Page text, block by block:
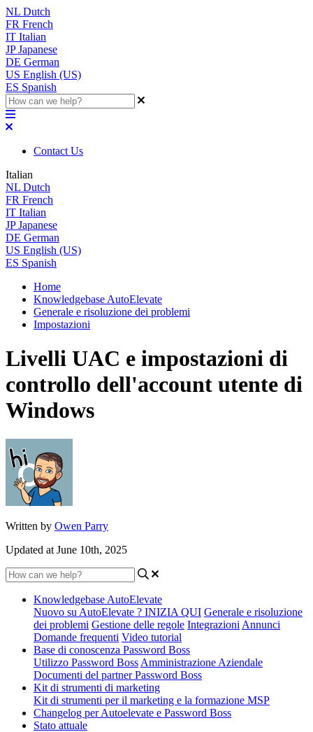
NL Dutch
FR French
IT Italian
JP Japanese
DE German
US English (US)
ES Spanish
Contact Us
Italian
NL Dutch
FR French
IT Italian
JP Japanese
DE German
US English (US)
ES Spanish
Home
Knowledgebase AutoElevate
Generale e risoluzione dei problemi
Impostazioni
Livelli UAC e impostazioni di
controllo dell'account utente di
Windows
Written by Owen Parry
Updated at June 10th, 2025
Knowledgebase AutoElevate
Nuovo su AutoElevate ? INIZIA QUI Generale e risoluzione
dei problemi Gestione delle regole Integrazioni Annunci
Domande frequenti Video tutorial
Base di conoscenza Password Boss
Utilizzo Password Boss Amministrazione Aziendale
Documenti del partner Password Boss
Kit di strumenti di marketing
Kit di strumenti per il marketing e la formazione MSP
Changelog per Autoelevate e Password Boss
Stato attuale